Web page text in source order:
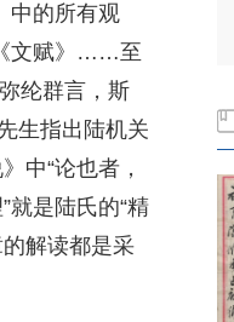
中的所有观
《文赋》……至
纶群言，斯
生指出陆机关
中“论也者，
就是陆氏的“精
的解读都是采